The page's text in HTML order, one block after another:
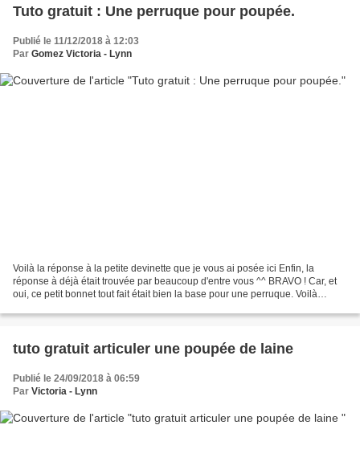
Tuto gratuit : Une perruque pour poupée.
Publié le 11/12/2018 à 12:03
Par Gomez Victoria - Lynn
Voilà la réponse à la petite devinette que je vous ai posée ici Enfin, la
réponse à déjà était trouvée par beaucoup d'entre vous ^^ BRAVO ! Car, et
oui, ce petit bonnet tout fait était bien la base pour une perruque. Voilà
tuto gratuit articuler une poupée de laine
Publié le 24/09/2018 à 06:59
Par Victoria - Lynn